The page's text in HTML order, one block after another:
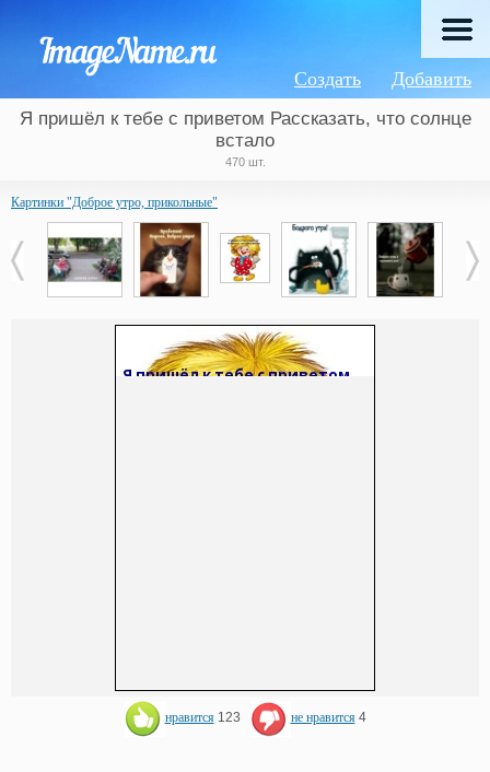
Добавить
Создать
Я пришёл к тебе с приветом Рассказать, что солнце
встало
470 шт.
Картинки "Доброе утро, прикольные"
нравится 123 не нравится 4